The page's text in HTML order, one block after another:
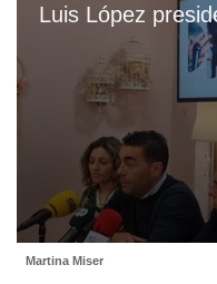
seconds
Martina Miser